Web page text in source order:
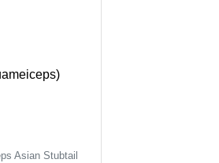
Asian Stubtail